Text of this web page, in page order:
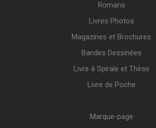
Romans
Livres Photos
Magazines et Brochures
Bandes Dessinées
Livre à Spirale et Thèse
Livre de Poche
Marque-page